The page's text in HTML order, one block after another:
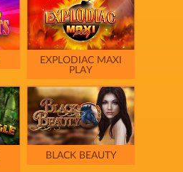
EXPLODIAC MAXI
PLAY
BLACK BEAUTY